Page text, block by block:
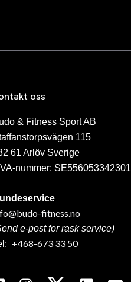
oss
& Fitness Sport AB
115
61 Arlöv Sverige
nummer: SE556053342301
fitness.no
e-post for rask service)
+468-673 33 50